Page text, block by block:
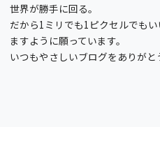
世界が勝手に回る。
だから1ミリでも1ピクセルでも
ますように願っています。
いつもやさしいブログをありがと